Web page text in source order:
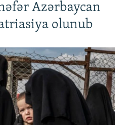
Azərbaycan
olunub